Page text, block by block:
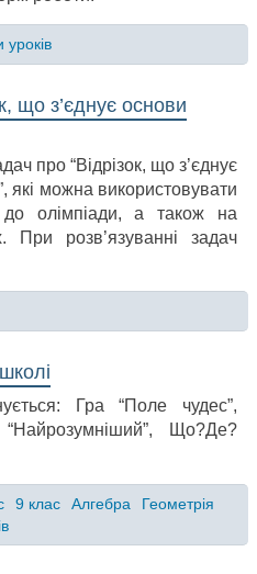
уроків
що з’єднує основи
про “Відрізок, що з’єднує
які можна використовувати
олімпіади, а також на
При розв’язуванні задач
Гра “Поле чудес”,
“Найрозумніший”, Що?Де?
9 клас Алгебра
Геометрія